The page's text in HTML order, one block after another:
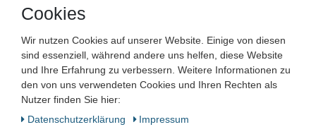
Zustand:
Barcode:
Cookies
Wir nutzen Cookies auf unserer Website. Einige von diesen
sind essenziell, während andere uns helfen, diese Website
und Ihre Erfahrung zu verbessern. Weitere Informationen zu
den von uns verwendeten Cookies und Ihren Rechten als
Nutzer finden Sie hier:
Daten­schutz­erklärung
Impressum